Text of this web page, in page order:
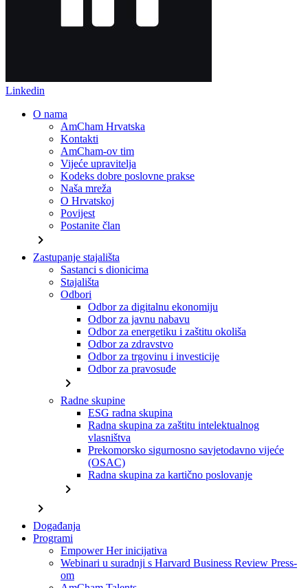
Linkedin
O nama
AmCham Hrvatska
Kontakti
AmCham-ov tim
Vijeće upravitelja
Kodeks dobre poslovne prakse
Naša mreža
O Hrvatskoj
Povijest
Postanite član
chevron_right
Zastupanje stajališta
Sastanci s dionicima
Stajališta
Odbori
Odbor za digitalnu ekonomiju
Odbor za javnu nabavu
Odbor za energetiku i zaštitu okoliša
Odbor za zdravstvo
Odbor za trgovinu i investicije
Odbor za pravosuđe
chevron_right
Radne skupine
ESG radna skupina
Radna skupina za zaštitu intelektualnog
vlasništva
Prekomorsko sigurnosno savjetodavno vijeće
(OSAC)
Radna skupina za kartično poslovanje
chevron_right
chevron_right
Događanja
Programi
Empower Her inicijativa
Webinari u suradnji s Harvard Business Review Press-
om